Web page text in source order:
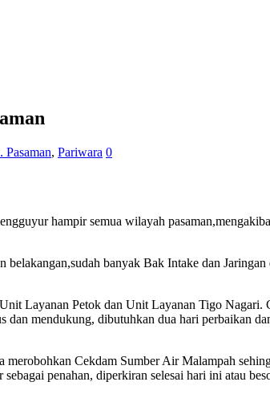
Pasaman, Pariwara 0
hampir semua wilayah
banyak Bak Intake dan
Layanan Petok dan Unit Layanan Tigo
mendukung, dibutuhkan dua hari perbaikan
Cekdam Sumber Air Malampah
penahan, diperkiran selesai hari ini atau